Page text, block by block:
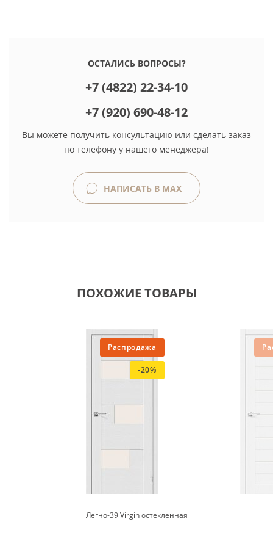
ОСТАЛИСЬ ВОПРОСЫ?
+7 (4822) 22-34-10
+7 (920) 690-48-12
Вы можете получить консультацию или сделать заказ
по телефону у нашего менеджера!
НАПИСАТЬ В MAX
ПОХОЖИЕ ТОВАРЫ
Распродажа
-20%
Легно-39 Virgin остекленная